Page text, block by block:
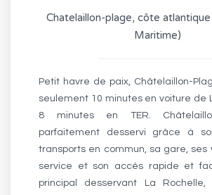
Chatelaillon-plage, côte
Maritime)
Petit havre de paix, Châtelaillon-
seulement 10 minutes en voiture de
8 minutes en TER.
parfaitement desservi grâce à
transports en commun, sa gare, ses
service et son accès rapide et
principal desservant La